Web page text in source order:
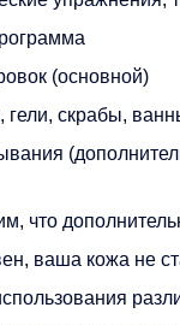
(основной)
гели, скрабы,
что
ваша кожа не